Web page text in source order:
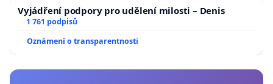
Vyjádření podpory pro udělení milosti – Denis
1 761 podpisů
Oznámení o transparentnosti